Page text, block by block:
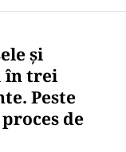
și
în trei
Peste
de